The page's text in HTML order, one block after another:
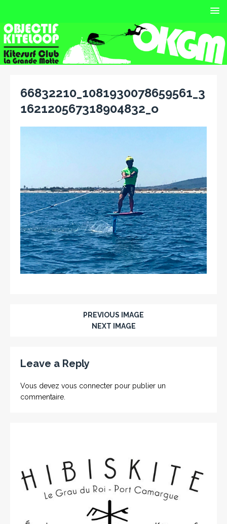
66832210_1081930078659561_3
162120567318904832_o
PREVIOUS IMAGE
NEXT IMAGE
Leave a Reply
Vous devez vous connecter pour publier un
commentaire.